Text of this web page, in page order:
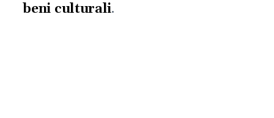
beni culturali.